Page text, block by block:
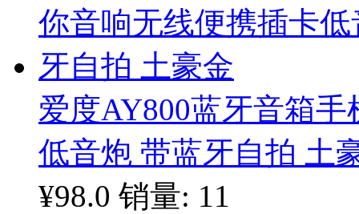
爱度AY800蓝牙音箱
低音炮 带蓝牙自拍 土
¥98.0 销量: 11